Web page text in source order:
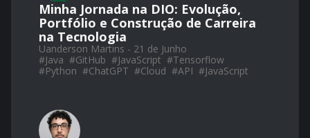
Minha Jornada na DIO: Evolução,
Portfólio e Construção de Carreira
na Tecnologia
Uanderson Martins - 21 de Junho
#Java #GitHub #JavaScript #Tensorflow
#Python #ChatGPT #Cloud #API #JavaScript